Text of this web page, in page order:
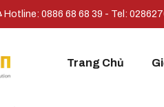
Hotline: 0886 68 68 39 - Tel:
Trang Chủ